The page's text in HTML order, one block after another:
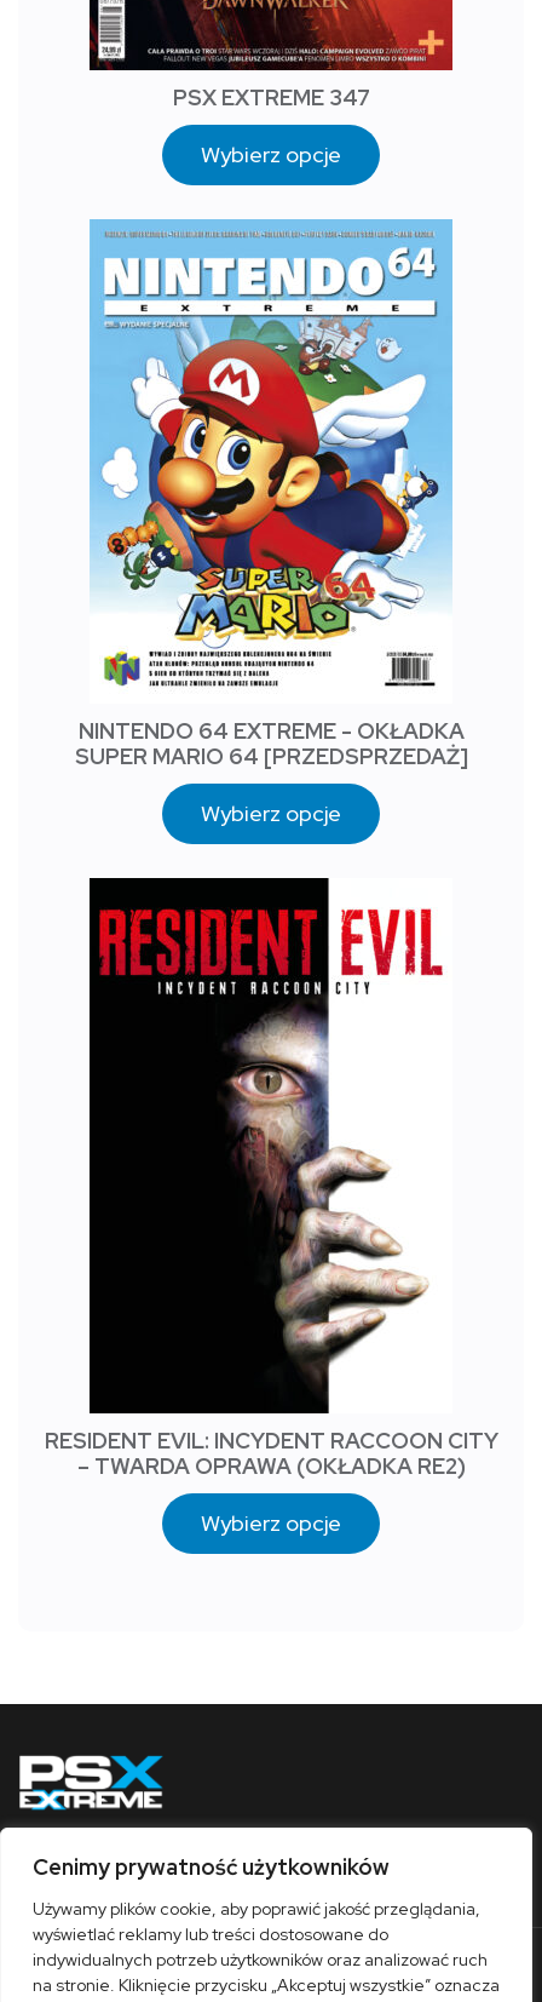
Cenimy prywatność użytkowników
Używamy plików cookie, aby poprawić jakość przeglądania,
wyświetlać reklamy lub treści dostosowane do
indywidualnych potrzeb użytkowników oraz analizować ruch
na stronie. Kliknięcie przycisku „Akceptuj wszystkie” oznacza
PSX EXTREME 347
Wybierz opcje
NINTENDO 64 EXTREME - OKŁADKA
SUPER MARIO 64 [PRZEDSPRZEDAŻ]
Wybierz opcje
RESIDENT EVIL: INCYDENT RACCOON CITY
– TWARDA OPRAWA (OKŁADKA RE2)
Wybierz opcje
Obserwuj nas
O nas Współpraca Kontakt
Sklep